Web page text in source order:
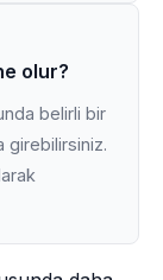
olur?
belirli bir
girebilirsiniz.